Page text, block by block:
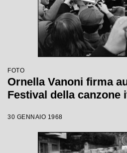
FOTO
Ornella Vanoni firma
Festival della canzone
30 GENNAIO 1968